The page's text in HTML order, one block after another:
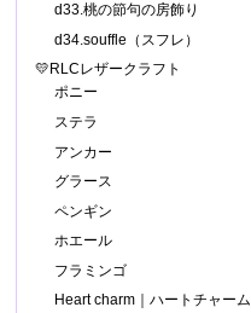
d33.桃の節句の房飾り
d34.souffle（スフレ）
💛RLCレザークラフト
ポニー
ステラ
アンカー
グラース
ペンギン
ホエール
フラミンゴ
Heart charm｜ハートチャーム